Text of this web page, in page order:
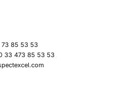
85 53 53
33 473 85 53 53